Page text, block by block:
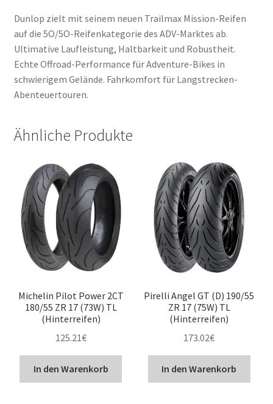
Dunlop zielt mit seinem neuen Trailmax Mission-Reifen
auf die 5O/5O-Reifenkategorie des ADV-Marktes ab.
Ultimative Laufleistung, Haltbarkeit und Robustheit.
Echte Offroad-Performance für Adventure-Bikes in
schwierigem Gelände. Fahrkomfort für Langstrecken-
Abenteuertouren.
Ähnliche Produkte
Michelin Pilot Power 2CT
180/55 ZR 17 (73W) TL
(Hinterreifen)
125.21€
In den Warenkorb
Pirelli Angel GT (D) 190/55
ZR 17 (75W) TL
(Hinterreifen)
173.02€
In den Warenkorb